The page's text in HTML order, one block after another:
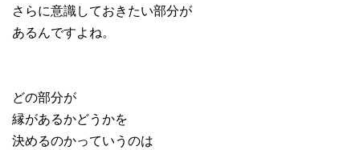
さらに意識しておきたい部分が
あるんですよね。
どの部分が
縁があるかどうかを
決めるのかっていうのは